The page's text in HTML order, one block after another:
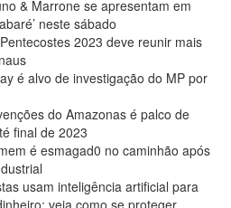
& Marrone se apresentam em
neste sábado
2023 deve reunir mais
é alvo de investigação do MP por
do Amazonas é palco de
final de 2023
é esmagad0 no caminhão após
usam inteligência artificial para
veja como se proteger